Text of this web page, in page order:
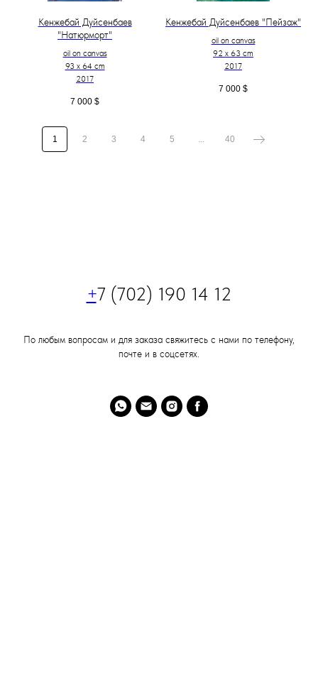
Кенжебай Дуйсенбаев
"Натюрморт"
oil on canvas
93 x 64 cm
2017
7 000 $
Кенжебай Дуйсенбаев "Пейзаж"
oil on canvas
92 x 63 cm
2017
7 000 $
1 2 3 4 5 ... 40
+7 (702) 190 14 12
По любым вопросам и для заказа свяжитесь с нами по телефону,
почте и в соцсетях.